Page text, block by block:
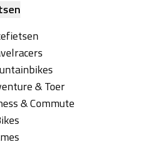
& Toer
& Commute